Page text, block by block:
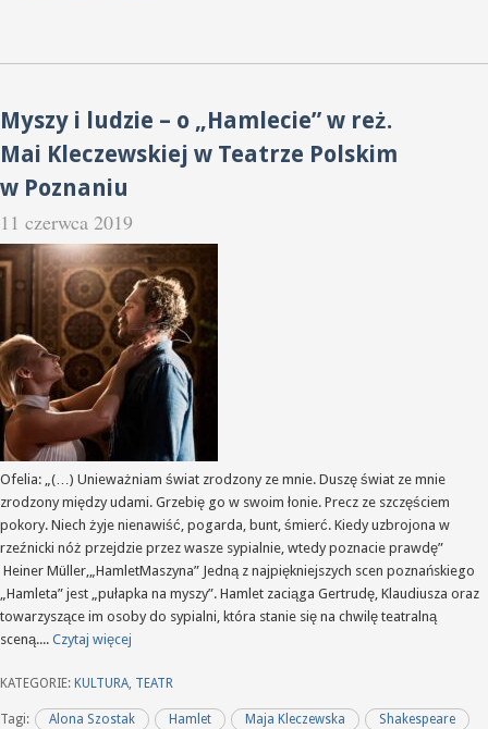
Myszy i ludzie – o „Hamlecie” w reż.
Mai Kleczewskiej w Teatrze Polskim
w Poznaniu
11 czerwca 2019
Ofelia: „(…) Unieważniam świat zrodzony ze mnie. Duszę świat ze mnie
zrodzony między udami. Grzebię go w swoim łonie. Precz ze szczęściem
pokory. Niech żyje nienawiść, pogarda, bunt, śmierć. Kiedy uzbrojona w
rzeźnicki nóż przejdzie przez wasze sypialnie, wtedy poznacie prawdę”
Heiner Müller,„HamletMaszyna” Jedną z najpiękniejszych scen poznańskiego
„Hamleta” jest „pułapka na myszy”. Hamlet zaciąga Gertrudę, Klaudiusza oraz
towarzyszące im osoby do sypialni, która stanie się na chwilę teatralną
sceną.... Czytaj więcej
KATEGORIE: KULTURA TEATR
Tagi: Alona Szostak Hamlet Maja Kleczewska
Shakespeare